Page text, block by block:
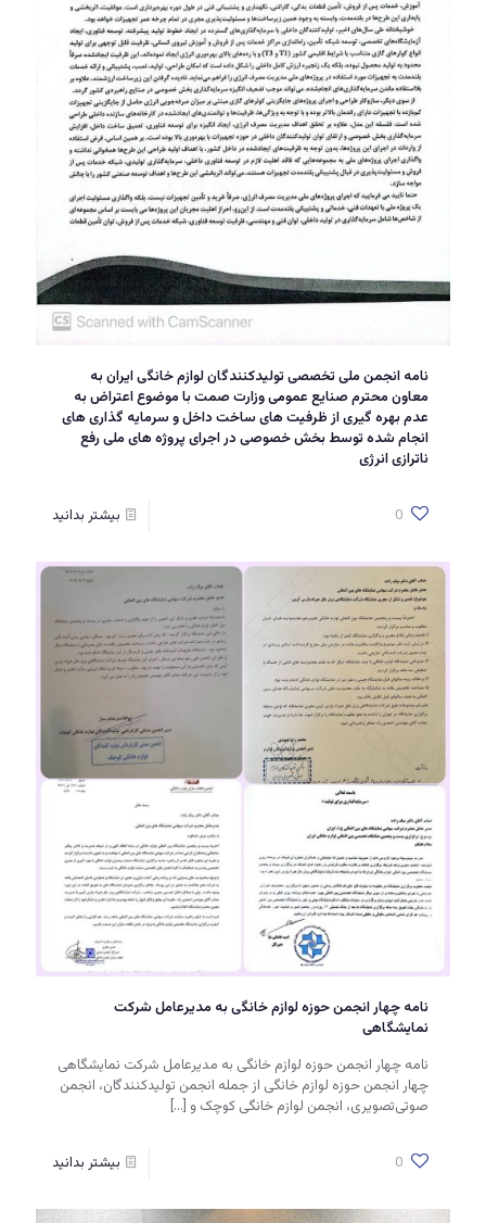
نامه انجمن ملی تخصصی تولیدکنندگان لوازم خانگی ایران به
معاون محترم صنایع عمومی وزارت صمت با موضوع اعتراض به
عدم بهره گیری از ظرفیت های ساخت داخل و سرمایه گذاری های
انجام شده توسط بخش خصوصی در اجرای پروژه های ملی رفع
ناترازی انرژی
0 بیشتر بدانید
نامه چهار انجمن حوزه لوازم خانگی به مدیرعامل شرکت
نمایشگاهی
نامه چهار انجمن حوزه لوازم خانگی به مدیرعامل شرکت نمایشگاهی
چهار انجمن حوزه لوازم خانگی از جمله انجمن تولیدکنندگان، انجمن
صوتی‌تصویری، انجمن لوازم خانگی کوچک و […]
0 بیشتر بدانید